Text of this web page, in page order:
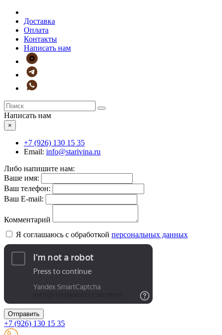
Доставка
Оплата
Контакты
Написать нам
Написать нам
×
+7 (926) 130 15 35
Email: info@starivina.ru
Либо напишите нам:
Ваше имя:
Ваш телефон:
Ваш E-mail:
Комментарий
Я соглашаюсь с обработкой персональных данных
Отправить
+7 (926) 130 15 35